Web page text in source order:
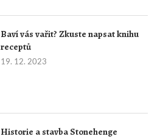
Baví vás vařit? Zkuste napsat knihu
receptů
19. 12. 2023
Historie a stavba Stonehenge